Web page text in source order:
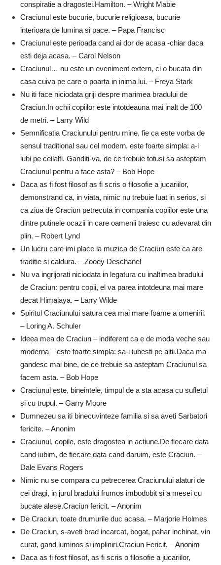
conspiratie a dragostei.Hamilton. – Wright Mabie
Craciunul este bucurie, bucurie religioasa, bucurie
interioara de lumina si pace. – Papa Francisc
Craciunul este perioada cand ai dor de acasa -chiar daca
esti deja acasa. – Carol Nelson
Craciunul… nu este un eveniment extern, ci o bucata din
casa cuiva pe care o poarta in inima lui. – Freya Stark
Nu iti face niciodata griji despre marimea bradului de
Craciun.In ochii copiilor este intotdeauna mai inalt de 100
de metri. – Larry Wild
Semnificatia Craciunului pentru mine, fie ca este vorba de
sensul traditional sau cel modern, este foarte simpla: a-i
iubi pe ceilalti. Ganditi-va, de ce trebuie totusi sa asteptam
Craciunul pentru a face asta? – Bob Hope
Daca as fi fost filosof as fi scris o filosofie a jucariilor,
demonstrand ca, in viata, nimic nu trebuie luat in serios, si
ca ziua de Craciun petrecuta in compania copiilor este una
dintre putinele ocazii in care oamenii traiesc cu adevarat din
plin. – Robert Lynd
Un lucru care imi place la muzica de Craciun este ca are
traditie si caldura. – Zooey Deschanel
Nu va ingrijorati niciodata in legatura cu inaltimea bradului
de Craciun: pentru copii, el va parea intotdeuna mai mare
decat Himalaya. – Larry Wilde
Spiritul Craciunului satura cea mai mare foame a omenirii.
– Loring A. Schuler
Ideea mea de Craciun – indiferent ca e de moda veche sau
moderna – este foarte simpla: sa-i iubesti pe altii.Daca ma
gandesc mai bine, de ce trebuie sa asteptam Craciunul sa
facem asta. – Bob Hope
Craciunul este, bineintele, timpul de a sta acasa cu sufletul
si cu trupul. – Garry Moore
Dumnezeu sa iti binecuvinteze familia si sa aveti Sarbatori
fericite. – Anonim
Craciunul, copile, este dragostea in actiune.De fiecare data
cand iubim, de fiecare data cand daruim, este Craciun. –
Dale Evans Rogers
Nimic nu se compara cu petrecerea Craciunului alaturi de
cei dragi, in jurul bradului frumos imbodobit si a mesei cu
bucate alese.Craciun fericit. – Anonim
De Craciun, toate drumurile duc acasa. – Marjorie Holmes
De Craciun, s-aveti brad incarcat, bogat, pahar inchinat, vin
curat, gand luminos si impliniri.Craciun Fericit. – Anonim
Daca as fi fost filosof, as fi scris o filosofie a jucariilor,